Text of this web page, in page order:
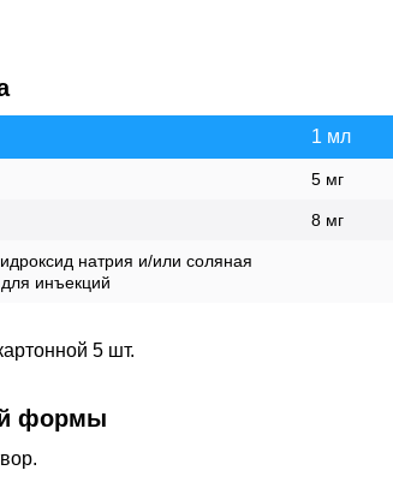
1 мл
5 мг
8 мг
натрия и/или соляная
инъекций
5 шт.
формы